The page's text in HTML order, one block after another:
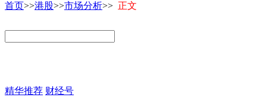
首页>>港股>>市场分析>> 正文
精华推荐 财经号